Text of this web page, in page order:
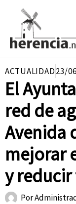
contenido
ACTUALIDAD23/
El
red de
Avenida
mejorar
y reducir
Por